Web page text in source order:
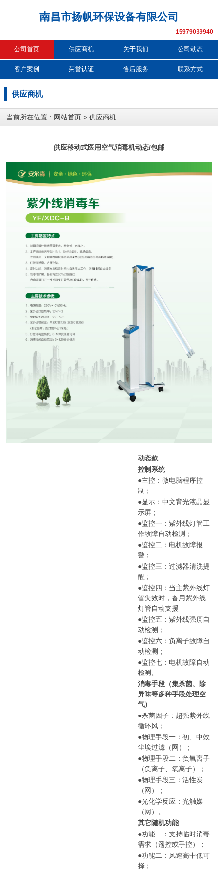
南昌市扬帆环保设备有限公司
15979039940
公司首页 供应商机 关于我们 公司动态
客户案例 荣誉认证 售后服务 联系方式
供应商机
当前所在位置： 网站首页 > 供应商机
供应移动式医用空气消毒机动态/包邮
动态款
控制系统
●主控：微电脑程序控
制；
●显示：中文背光液晶显
示屏；
●监控一：紫外线灯管工
作故障自动检测；
●监控二：电机故障报
警；
●监控三：过滤器清洗提
醒；
●监控四：当主紫外线灯
管失效时，备用紫外线
灯管自动支援；
●监控五：紫外线强度自
动检测；
●监控六：负离子故障自
动检测；
●监控七：电机故障自动
检测。
消毒手段（集杀菌、除
异味等多种手段处理空
气）
●杀菌因子：超强紫外线
循环风；
●物理手段一：初、中效
尘埃过滤（网）；
●物理手段二：负氧离子
（负离子、氧离子）；
●物理手段三：活性炭
（网）；
●光化学反应：光触媒
（网）。
其它随机功能
●功能一：支持临时消毒
需求（遥控或手控）；
●功能二：风速高中低可
择；